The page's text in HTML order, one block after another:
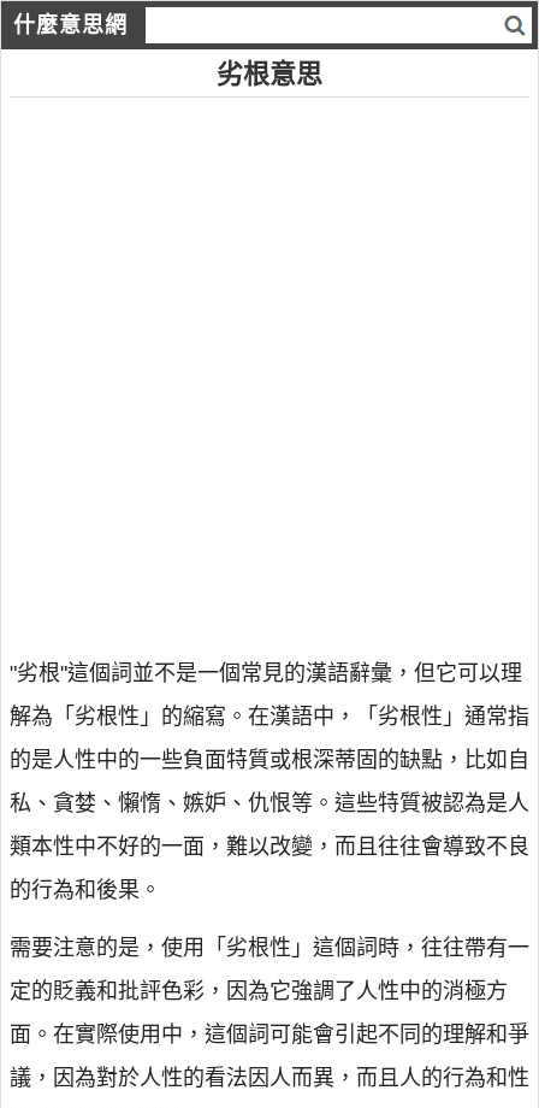
什麼意思網
劣根意思
"劣根"這個詞並不是一個常見的漢語辭彙，但它可以理
解為「劣根性」的縮寫。在漢語中，「劣根性」通常指
的是人性中的一些負面特質或根深蒂固的缺點，比如自
私、貪婪、懶惰、嫉妒、仇恨等。這些特質被認為是人
類本性中不好的一面，難以改變，而且往往會導致不良
的行為和後果。
需要注意的是，使用「劣根性」這個詞時，往往帶有一
定的貶義和批評色彩，因為它強調了人性中的消極方
面。在實際使用中，這個詞可能會引起不同的理解和爭
議，因為對於人性的看法因人而異，而且人的行為和性